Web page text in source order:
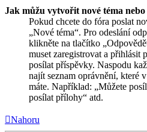
Jak můžu vytvořit nové téma
Pokud chcete do fóra poslat
„Nové téma“. Pro odeslání
klikněte na tlačítko
muset zaregistrovat a přihlásit
posílat příspěvky. Naspodu
najít seznam oprávnění, které
máte. Například: „Můžete
posílat přílohy“ atd.
Nahoru